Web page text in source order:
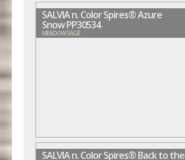
SALVIA n. Color Spires® Azure
Snow PP30534
MEADOW SAGE
SALVIA n. Color Spires® Back to the